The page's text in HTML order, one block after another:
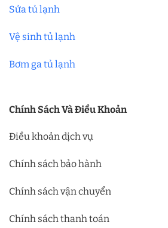
Sửa tủ lạnh
Vệ sinh tủ lạnh
Bơm ga tủ lạnh
Chính Sách Và Điều Khoản
Điều khoản dịch vụ
Chính sách bảo hành
Chính sách vận chuyển
Chính sách thanh toán